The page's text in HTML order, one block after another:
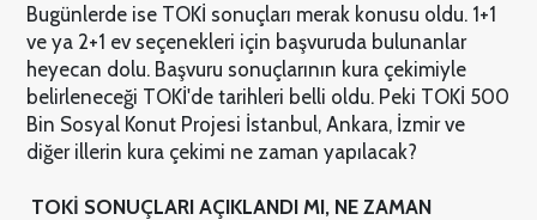
Bugünlerde ise TOKİ sonuçları merak konusu oldu. 1+1
ve ya 2+1 ev seçenekleri için başvuruda bulunanlar
heyecan dolu. Başvuru sonuçlarının kura çekimiyle
belirleneceği TOKİ'de tarihleri belli oldu. Peki TOKİ 500
Bin Sosyal Konut Projesi İstanbul, Ankara, İzmir ve
diğer illerin kura çekimi ne zaman yapılacak?
TOKİ SONUÇLARI AÇIKLANDI MI, NE ZAMAN